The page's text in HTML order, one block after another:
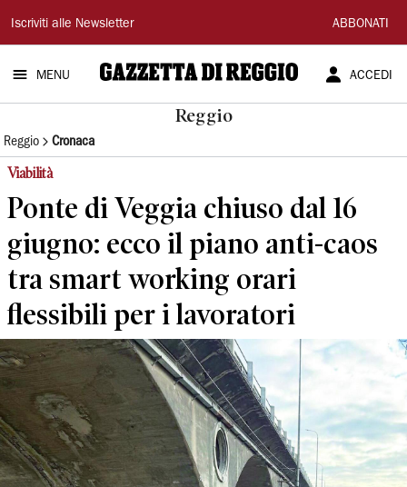
Gazzetta
di
Reggio
Iscriviti alle Newsletter ABBONATI
MENU ACCEDI
Reggio
Reggio Cronaca
Viabilità
Ponte di Veggia chiuso dal 16
giugno: ecco il piano anti-caos
tra smart working orari
flessibili per i lavoratori